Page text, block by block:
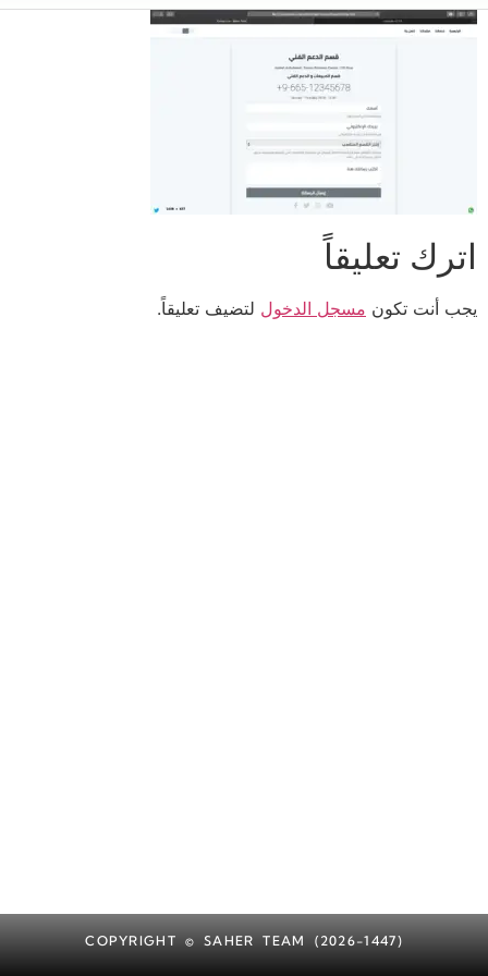
اترك تعليقاً
يجب أنت تكون مسجل الدخول لتضيف تعليقاً.
COPYRIGHT © SAHER TEAM (2026-1447)